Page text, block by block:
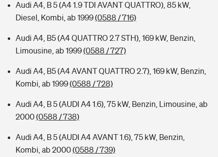
Audi A4, B 5 (A4 1.9 TDI AVANT QUATTRO), 85 kW,
Diesel, Kombi, ab 1999(0588 / 716)
Audi A4, B5 (A4 QUATTRO 2.7 STH), 169 kW, Benzin,
Limousine, ab 1999(0588 / 727)
Audi A4, B5 (A4 AVANT QUATTRO 2.7), 169 kW, Benzin,
Kombi, ab 1999(0588 / 728)
Audi A4, B 5 (AUDI A4 1.6), 75 kW, Benzin, Limousine, ab
2000(0588 / 738)
Audi A4, B 5 (AUDI A4 AVANT 1.6), 75 kW, Benzin,
Kombi, ab 2000(0588 / 739)